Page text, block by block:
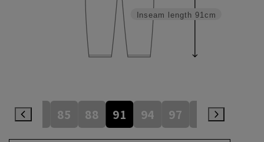
Inseam length 91cm
82 85 88 91 94 97 100